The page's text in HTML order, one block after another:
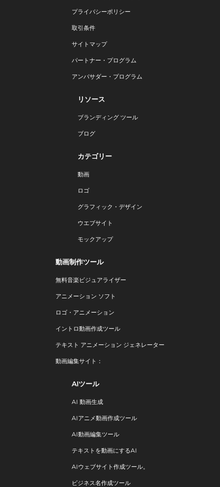
プライバシーポリシー
取引条件
サイトマップ
パートナー・プログラム
アンバサダー・プログラム
リソース
ブランディング ツール
ブログ
カテゴリー
動画
ロゴ
グラフィック・デザイン
ウエブサイト
モックアップ
動画制作ツール
無料音楽ビジュアライザー
アニメーション ソフト
ロゴ・アニメーション
イントロ動画作成ツール
テキスト アニメーション ジェネレーター
動画編集サイト：
AIツール
AI 動画生成
AIアニメ動画作成ツール
AI動画編集ツール
テキストを動画にするAI
AIウェブサイト作成ツール。
ビジネス名作成ツール